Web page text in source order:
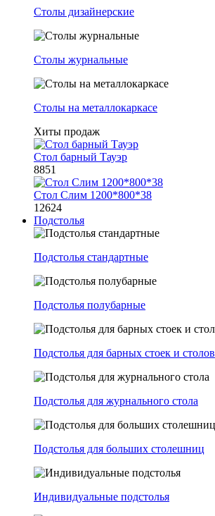
Столы дизайнерские
Столы журнальные
Столы на металлокаркасе
Хиты продаж
Стол барный Тауэр
8851
Стол Слим 1200*800*38
12624
Подстолья
Подстолья стандартные
Подстолья полубарные
Подстолья для барных стоек и столов
Подстолья для журнального стола
Подстолья для больших столешниц
Индивидуальные подстолья